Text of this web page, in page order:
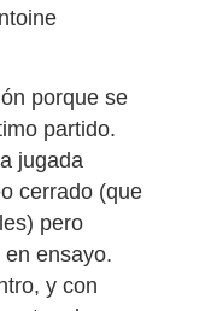
porque se
partido.
jugada
cerrado (que
pero
ensayo.
y con